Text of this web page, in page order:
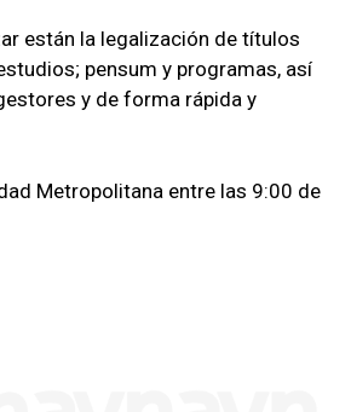
están la legalización de títulos
pensum y programas, así
y de forma rápida y
Metropolitana entre las 9:00 de